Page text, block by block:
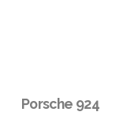
Porsche 924